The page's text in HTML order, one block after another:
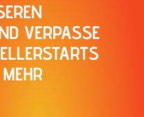
VERPASSE